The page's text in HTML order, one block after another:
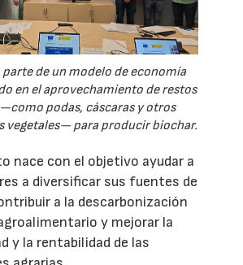
de un modelo de economía
en el aprovechamiento de restos
podas, cáscaras y otros
vegetales— para producir biochar.
nace con el objetivo ayudar a
a diversificar sus fuentes de
a la descarbonización
y mejorar la
y la rentabilidad de las